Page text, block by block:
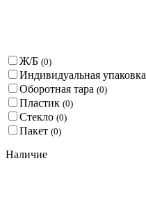
Ж/Б (0)
Индивидуальная упаковка
Оборотная тара (0)
Пластик (0)
Стекло (0)
Пакет (0)
Наличие